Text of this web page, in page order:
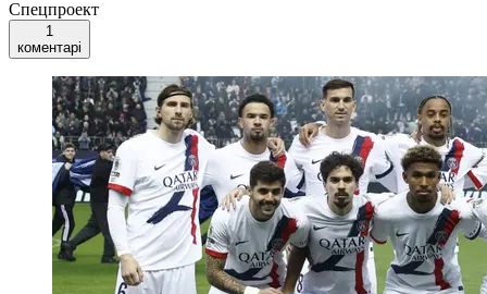
Спецпроект
1
коментарі